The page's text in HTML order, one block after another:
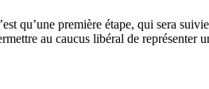
qu’une première étape, qui sera
au caucus libéral de